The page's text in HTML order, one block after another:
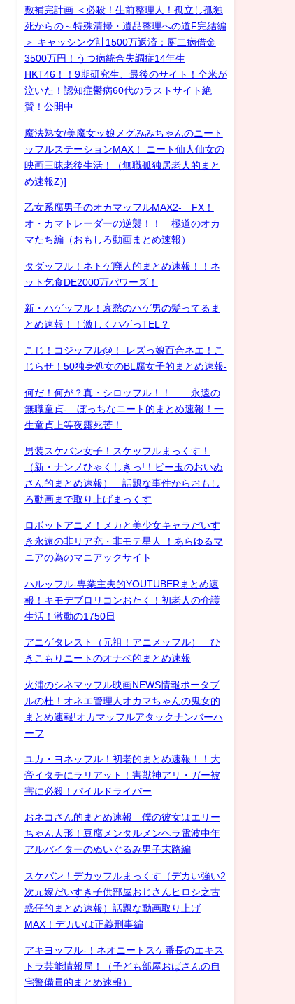
敷補完計画 ＜必殺！生前整理人！孤立し孤独
死からの～特殊清掃・遺品整理への道F完結編
＞ キャッシング計1500万返済：厨二病借金
3500万円！うつ病統合失調症14年生
HKT46！！9期研究生、最後のサイト！全米が
泣いた！認知症鬱病60代のラストサイト絶
賛！公開中
魔法熟女/美魔女ッ娘メグみみちゃんのニート
ッフルステーションMAX！ ニート仙人仙女の
映画三昧老後生活！（無職孤独居老人的まと
め速報Z)]
乙女系腐男子のオカマッフルMAX2- FX！
オ・カマトレーダーの逆襲！！ 極道のオカ
マたち編（おもしろ動画まとめ速報）
タダッフル！ネトゲ廃人的まとめ速報！！ネ
ット乞食DE2000万パワーズ！
新・ハゲッフル！哀愁のハゲ男の髪ってるま
とめ速報！！激しくハゲっTEL？
こじ！コジッフル@！-レズっ娘百合ネエ！こ
じらせ！50独身処女のBL腐女子的まとめ速報-
何だ！何が？真・シロッフル！！ 永遠の
無職童貞- ぼっちなニート的まとめ速報！一
生童貞上等夜露死苦！
男装スケバン女子！スケッフルまっくす！
（新・ナンノひゃくしきっ!！ビー玉のおいぬ
さん的まとめ速報） 話題な事件からおもし
ろ動画まで取り上げまっくす
ロボットアニメ！メカと美少女キャラだいす
き永遠の非リア充・非モテ星人 ！あらゆるマ
ニアの為のマニアックサイト
ハルッフル-専業主夫的YOUTUBERまとめ速
報！キモデブロリコンおたく！初老人の介護
生活！激動の1750日
アニゲタレスト（元祖！アニメッフル） ひ
きこもりニートのオナベ的まとめ速報
火浦のシネマッフル映画NEWS情報ポータブ
ルの杜！オネエ管理人オカマちゃんの鬼女的
まとめ速報!オカマッフルアタックナンバーハ
ーフ
ユカ・ヨネッフル！初老的まとめ速報！！大
帝イタチにラリアット！害獣神アリ・ガー被
害に必殺！パイルドライバー
おネコさん的まとめ速報 僕の彼女はエリー
ちゃん人形！豆腐メンタルメンヘラ電波中年
アルバイターのぬいぐるみ男子末路編
スケバン！デカッフルまっくす（デカい強い2
次元嫁だいすき子供部屋おじさんヒロシ之古
惑仔的まとめ速報）話題な動画取り上げ
MAX！デカいは正義刑事編
アキヨッフル-！ネオニートスケ番長のエキス
トラ芸能情報局！（子ども部屋おばさんの自
宅警備員的まとめ速報）